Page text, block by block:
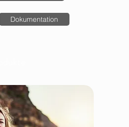
Dokumentation